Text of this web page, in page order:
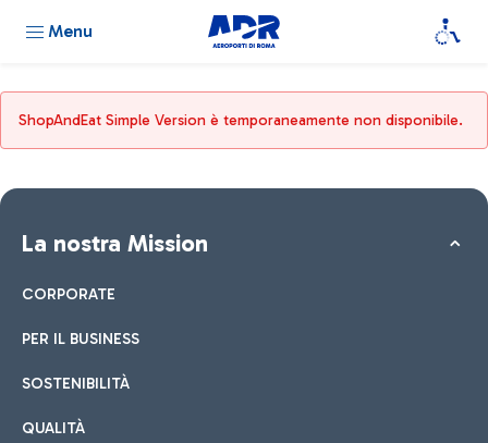
Menu
ShopAndEat Simple Version è temporaneamente non disponibile.
La nostra Mission
CORPORATE
PER IL BUSINESS
SOSTENIBILITÀ
QUALITÀ